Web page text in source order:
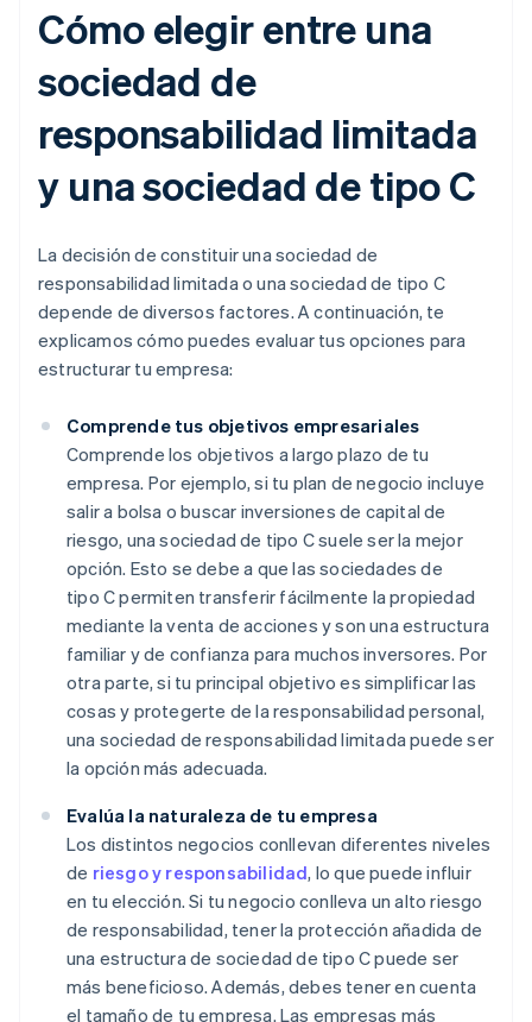
Cómo elegir entre una
sociedad de
responsabilidad limitada
y una sociedad de tipo C
La decisión de constituir una sociedad de
responsabilidad limitada o una sociedad de tipo C
depende de diversos factores. A continuación, te
explicamos cómo puedes evaluar tus opciones para
estructurar tu empresa:
Comprende tus objetivos empresariales
Comprende los objetivos a largo plazo de tu
empresa. Por ejemplo, si tu plan de negocio incluye
salir a bolsa o buscar inversiones de capital de
riesgo, una sociedad de tipo C suele ser la mejor
opción. Esto se debe a que las sociedades de
tipo C permiten transferir fácilmente la propiedad
mediante la venta de acciones y son una estructura
familiar y de confianza para muchos inversores. Por
otra parte, si tu principal objetivo es simplificar las
cosas y protegerte de la responsabilidad personal,
una sociedad de responsabilidad limitada puede ser
la opción más adecuada.
Evalúa la naturaleza de tu empresa
Los distintos negocios conllevan diferentes niveles
de riesgo y responsabilidad, lo que puede influir
en tu elección. Si tu negocio conlleva un alto riesgo
de responsabilidad, tener la protección añadida de
una estructura de sociedad de tipo C puede ser
más beneficioso. Además, debes tener en cuenta
el tamaño de tu empresa. Las empresas más